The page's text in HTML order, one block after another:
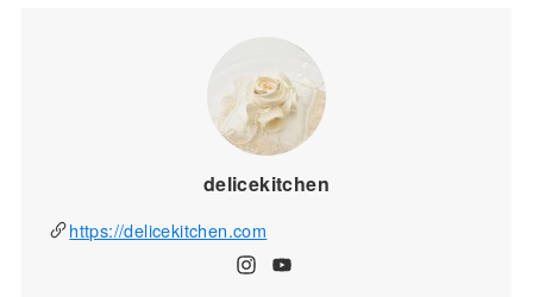
delicekitchen
https://delicekitchen.com